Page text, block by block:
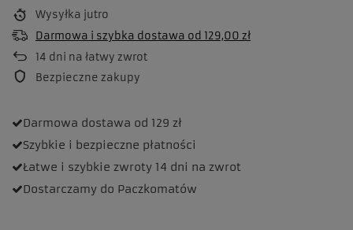
Wysyłka jutro
Darmowa i szybka dostawa od 129,00 zł
14 dni na łatwy zwrot
Bezpieczne zakupy
Darmowa dostawa od 129 zł
Szybkie i bezpieczne płatności
Łatwe i szybkie zwroty 14 dni na zwrot
Dostarczamy do Paczkomatów